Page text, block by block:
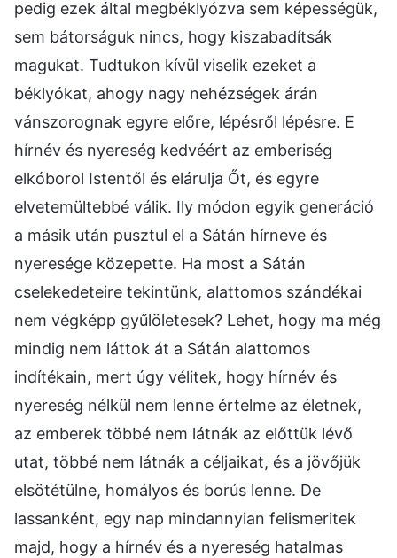
pedig ezek által megbéklyózva sem képességük,
sem bátorságuk nincs, hogy kiszabadítsák
magukat. Tudtukon kívül viselik ezeket a
béklyókat, ahogy nagy nehézségek árán
vánszorognak egyre előre, lépésről lépésre. E
hírnév és nyereség kedvéért az emberiség
elkóborol Istentől és elárulja Őt, és egyre
elvetemültebbé válik. Ily módon egyik generáció
a másik után pusztul el a Sátán hírneve és
nyeresége közepette. Ha most a Sátán
cselekedeteire tekintünk, alattomos szándékai
nem végképp gyűlöletesek? Lehet, hogy ma még
mindig nem láttok át a Sátán alattomos
indítékain, mert úgy vélitek, hogy hírnév és
nyereség nélkül nem lenne értelme az életnek,
az emberek többé nem látnák az előttük lévő
utat, többé nem látnák a céljaikat, és a jövőjük
elsötétülne, homályos és borús lenne. De
lassanként, egy nap mindannyian felismeritek
majd, hogy a hírnév és a nyereség hatalmas